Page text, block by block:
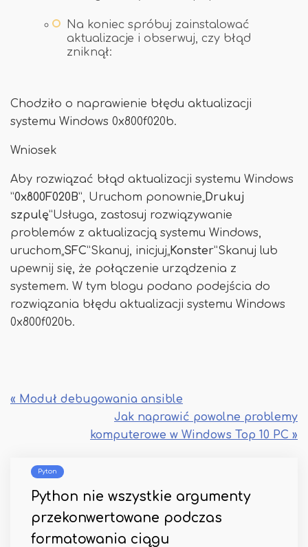
Na koniec spróbuj zainstalować
aktualizacje i obserwuj, czy błąd
zniknął:
Chodziło o naprawienie błędu aktualizacji
systemu Windows 0x800f020b.
Wniosek
Aby rozwiązać błąd aktualizacji systemu Windows
”0x800F020B”, Uruchom ponownie„Drukuj
szpulę”Usługa, zastosuj rozwiązywanie
problemów z aktualizacją systemu Windows,
uruchom„SFC”Skanuj, inicjuj„Konster”Skanuj lub
upewnij się, że połączenie urządzenia z
systemem. W tym blogu podano podejścia do
rozwiązania błędu aktualizacji systemu Windows
0x800f020b.
« Moduł debugowania ansible
Jak naprawić powolne problemy
komputerowe w Windows Top 10 PC »
Pyton
Python nie wszystkie argumenty
przekonwertowane podczas
formatowania ciągu